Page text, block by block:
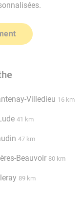
Villedieu 16 km
41 km
47 km
Beauvoir 80 km
89 km